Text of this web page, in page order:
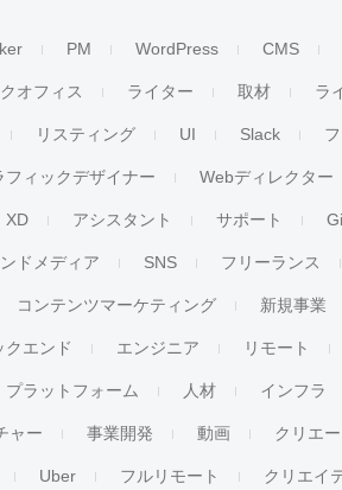
PM WordPress CMS
オフィス ライター 取材 ラ
リスティング UI Slack
フィックデザイナー Webディレクター
XD アシスタント サポート
ドメディア SNS フリーランス
コンテンツマーケティング 新規事業
クエンド エンジニア リモート
プラットフォーム 人材 インフラ
ャー 事業開発 動画 クリエ
Uber フルリモート クリエイ